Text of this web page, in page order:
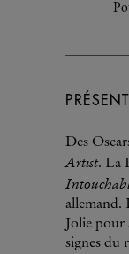
Des
Artist. La
allemand.
Jolie
signes du